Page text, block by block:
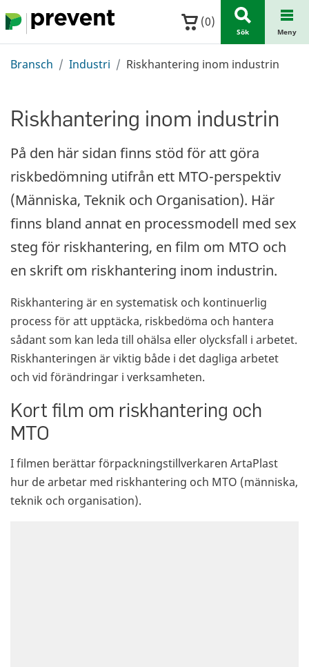
Hoppa till huvudinnehållet (0)
Sök Meny
Bransch Industri Riskhantering inom industrin
Riskhantering inom industrin
På den här sidan finns stöd för att göra
riskbedömning utifrån ett MTO-perspektiv
(Människa, Teknik och Organisation). Här
finns bland annat en processmodell med sex
steg för riskhantering, en film om MTO och
en skrift om riskhantering inom industrin.
Riskhantering är en systematisk och kontinuerlig
process för att upptäcka, riskbedöma och hantera
sådant som kan leda till ohälsa eller olycksfall i arbetet.
Riskhanteringen är viktig både i det dagliga arbetet
och vid förändringar i verksamheten.
Kort film om riskhantering och
MTO
I filmen berättar förpackningstillverkaren ArtaPlast
hur de arbetar med riskhantering och MTO (människa,
teknik och organisation).